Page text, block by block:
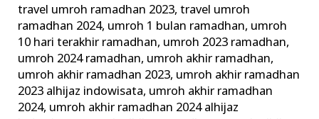
travel umroh ramadhan 2023,travel umroh
ramadhan 2024, umroh 1 bulan ramadhan, umroh
10 hari terakhir ramadhan, umroh 2023 ramadhan,
umroh 2024 ramadhan, umroh akhir ramadhan,
umroh akhir ramadhan 2023, umroh akhir ramadhan
2023 alhijaz indowisata, umroh akhir ramadhan
2024, umroh akhir ramadhan 2024 alhijaz